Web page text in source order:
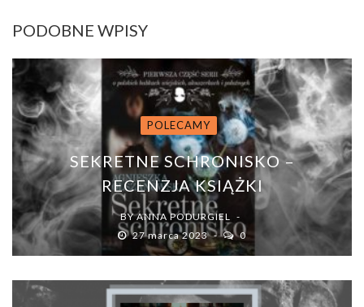
PODOBNE WPISY
POLECAMY
SEKRETNE SCHRONISKO –
RECENZJA KSIĄŻKI
BYANNA PODURGIEL
27 marca 2023
0